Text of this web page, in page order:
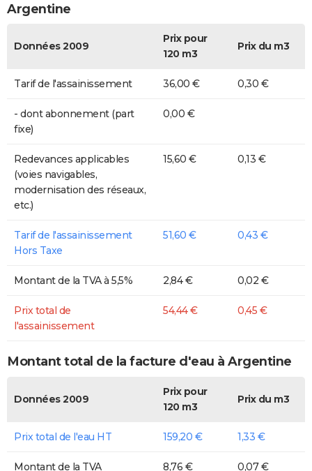
Argentine
Données 2009
Prix pour
120 m3
Prix du m3
Tarif de l'assainissement 36,00 € 0,30 €
- dont abonnement (part
fixe)
0,00 €
Redevances applicables
(voies navigables,
modernisation des réseaux,
etc.)
15,60 € 0,13 €
Tarif de l'assainissement
Hors Taxe
51,60 € 0,43 €
Montant de la TVA à 5,5% 2,84 € 0,02 €
Prix total de
l'assainissement
54,44 € 0,45 €
Montant total de la facture d'eau à Argentine
Données 2009
Prix pour
120 m3
Prix du m3
Prix total de l'eau HT 159,20 € 1,33 €
Montant de la TVA 8,76 € 0,07 €